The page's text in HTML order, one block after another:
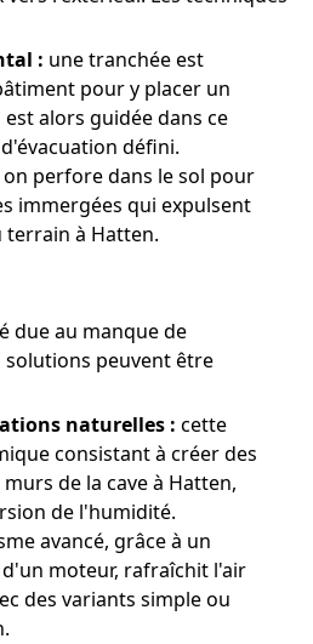
: une tranchée est
pour y placer un
alors guidée dans ce
défini.
on perfore dans le sol pour
immergées qui expulsent
terrain à Hatten.
due au manque de
peuvent être
naturelles : cette
consistant à créer des
de la cave à Hatten,
de l'humidité.
avancé, grâce à un
moteur, rafraîchit l'air
des variants simple ou